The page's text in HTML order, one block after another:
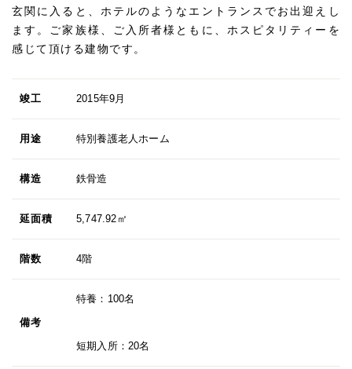
玄関に入ると、ホテルのようなエントランスでお出迎えし
ます。ご家族様、ご入所者様ともに、ホスピタリティーを
感じて頂ける建物です。
竣工 2015年9月
用途 特別養護老人ホーム
構造 鉄骨造
延面積 5,747.92㎡
階数 4階
備考
特養：100名
短期入所：20名